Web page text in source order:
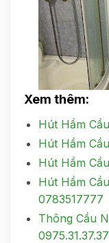
Xem thêm:
Hút Hầm
Hút Hầm
Hút Hầm
Hút Hầm
0783517777
Thông Cầu
0975.31.37.37